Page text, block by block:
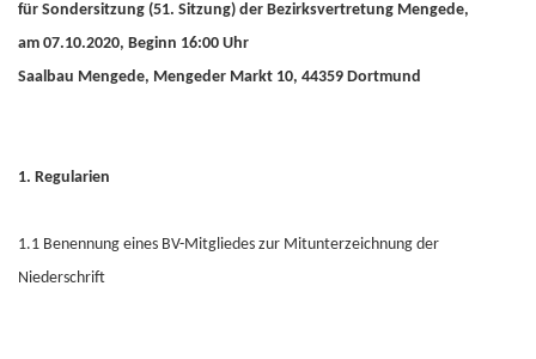
für Sondersitzung (51. Sitzung) der Bezirksvertretung Mengede,
am 07.10.2020, Beginn 16:00 Uhr
Saalbau Mengede, Mengeder Markt 10, 44359 Dortmund
1. Regularien
1.1 Benennung eines BV-Mitgliedes zur Mitunterzeichnung der
Niederschrift